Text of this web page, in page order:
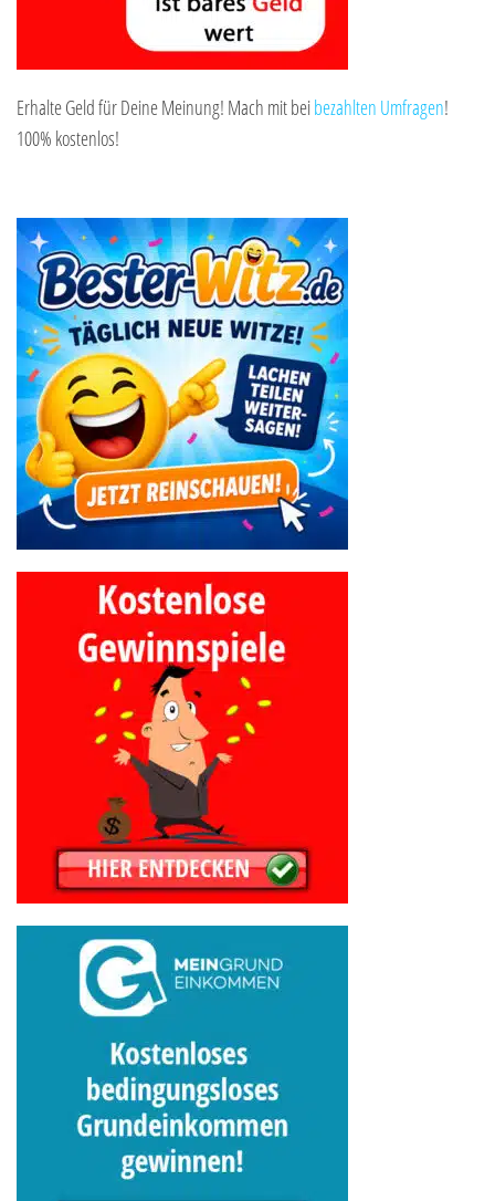
Erhalte Geld für Deine Meinung! Mach mit beibezahlten Umfragen!
100% kostenlos!